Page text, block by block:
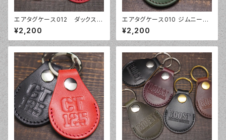
エアタグケース012 ダックス12
5 ST125 DAX125 本革レザ
ー エアタグ ケース カバー AirT
ag 栃木レザー 姫路レザ
¥2,200
エアタグケース010 ジムニー
JB64 JB74 本革レザー エアタ
グ ケース カバー AirTag 栃木
レザー 姫路レザーキーホルダ
¥2,200